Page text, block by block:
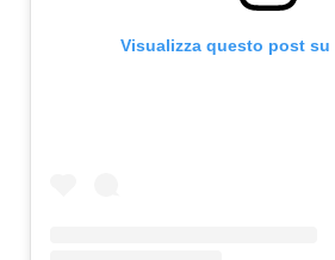
Visualizza questo post su